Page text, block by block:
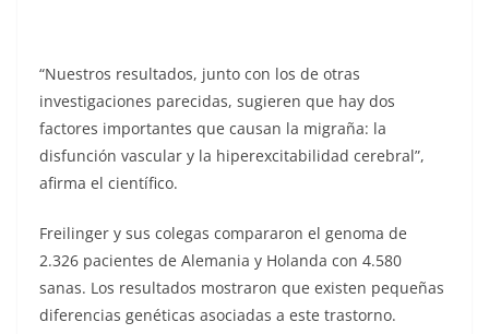
“Nuestros resultados, junto con los de otras
investigaciones parecidas, sugieren que hay dos
factores importantes que causan la migraña: la
disfunción vascular y la hiperexcitabilidad cerebral”,
afirma el científico.
Freilinger y sus colegas compararon el genoma de
2.326 pacientes de Alemania y Holanda con 4.580
sanas. Los resultados mostraron que existen pequeñas
diferencias genéticas asociadas a este trastorno.